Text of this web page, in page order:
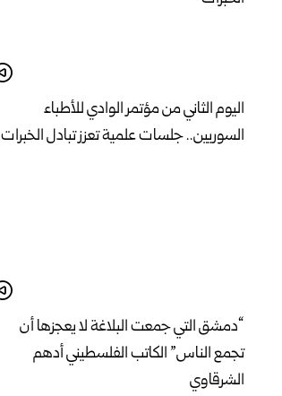
اليوم الثاني من مؤتمر الوادي للأطباء
السوريين.. جلسات علمية تعزز تبادل الخبرات
“دمشق التي جمعت البلاغة لا يعجزها أن
تجمع الناس” الكاتب الفلسطيني أدهم
الشرقاوي